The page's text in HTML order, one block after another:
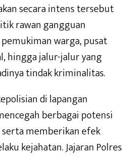
secara intens tersebut
rawan gangguan
warga, pusat
hingga jalur-jalur yang
tindak kriminalitas.
di lapangan
berbagai potensi
memberikan efek
kejahatan. Jajaran Polres